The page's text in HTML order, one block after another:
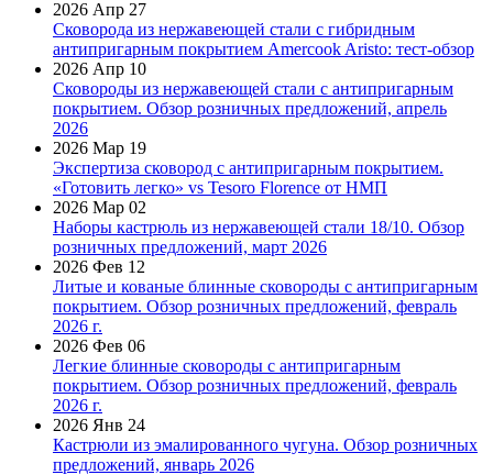
2026 Апр 27
Сковорода из нержавеющей стали с гибридным
антипригарным покрытием Amercook Aristo: тест-обзор
2026 Апр 10
Сковороды из нержавеющей стали с антипригарным
покрытием. Обзор розничных предложений, апрель
2026
2026 Мар 19
Экспертиза сковород с антипригарным покрытием.
«Готовить легко» vs Tesoro Florence от НМП
2026 Мар 02
Наборы кастрюль из нержавеющей стали 18/10. Обзор
розничных предложений, март 2026
2026 Фев 12
Литые и кованые блинные сковороды с антипригарным
покрытием. Обзор розничных предложений, февраль
2026 г.
2026 Фев 06
Легкие блинные сковороды с антипригарным
покрытием. Обзор розничных предложений, февраль
2026 г.
2026 Янв 24
Кастрюли из эмалированного чугуна. Обзор розничных
предложений, январь 2026